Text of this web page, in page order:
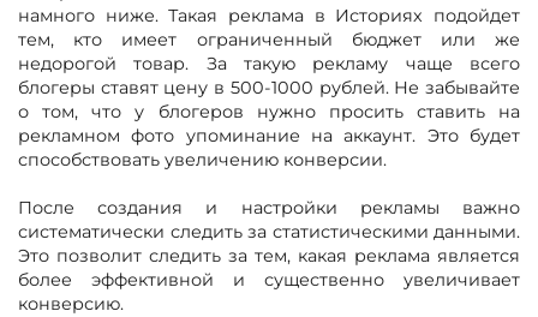
намного ниже. Такая реклама в Историях подойдет
тем, кто имеет ограниченный бюджет или же
недорогой товар. За такую рекламу чаще всего
блогеры ставят цену в 500-1000 рублей. Не забывайте
о том, что у блогеров нужно просить ставить на
рекламном фото упоминание на аккаунт. Это будет
способствовать увеличению конверсии.
После создания и настройки рекламы важно
систематически следить за статистическими данными.
Это позволит следить за тем, какая реклама является
более эффективной и существенно увеличивает
конверсию.